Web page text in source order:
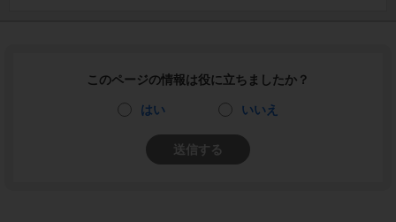
このページの情報は役に立ちましたか？
はい いいえ
送信する